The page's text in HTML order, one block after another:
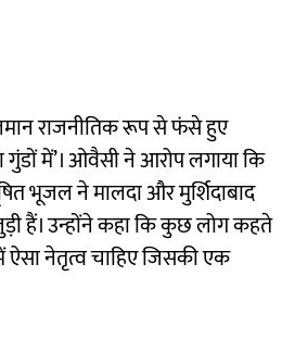
राजनीतिक रूप से फंसे हुए
में’। ओवैसी ने आरोप लगाया कि
भूजल ने मालदा और मुर्शिदाबाद
हैं। उन्होंने कहा कि कुछ लोग कहते
नेतृत्व चाहिए जिसकी एक